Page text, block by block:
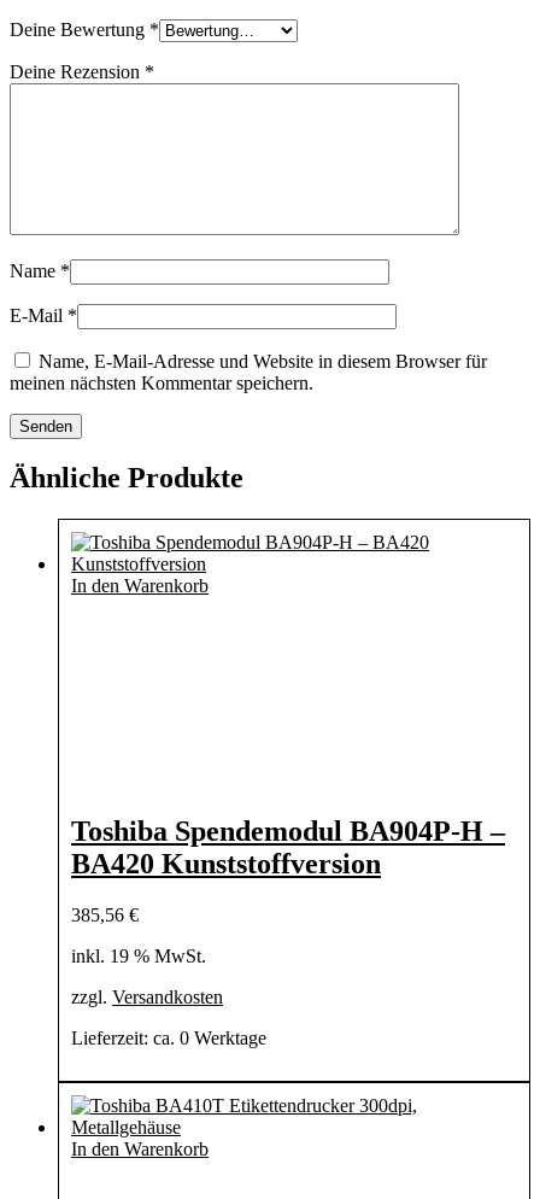
Deine Bewertung *
Deine Rezension *
Name *
E-Mail *
Name, E-Mail-Adresse und Website in diesem Browser für
meinen nächsten Kommentar speichern.
Ähnliche Produkte
In den Warenkorb
Toshiba Spendemodul BA904P-H –
BA420 Kunststoffversion
385,56 €
inkl. 19 % MwSt.
zzgl. Versandkosten
Lieferzeit: ca. 0 Werktage
In den Warenkorb